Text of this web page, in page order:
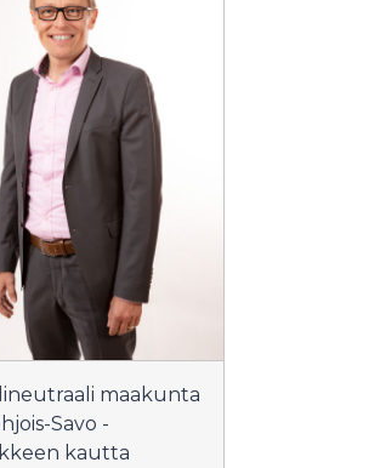
maakunta
Savo -
kautta